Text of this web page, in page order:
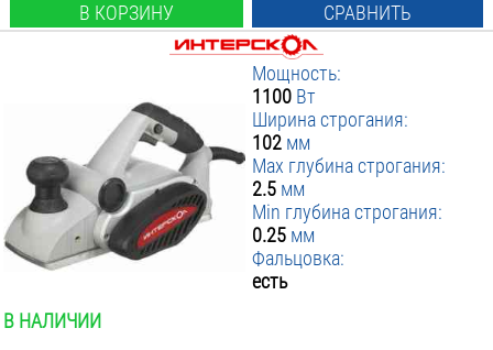
В КОРЗИНУ СРАВНИТЬ
Мощность:
1100 Вт
Ширина строгания:
102 мм
Max глубина строгания:
2.5 мм
Min глубина строгания:
0.25 мм
Фальцовка:
есть
В НАЛИЧИИ